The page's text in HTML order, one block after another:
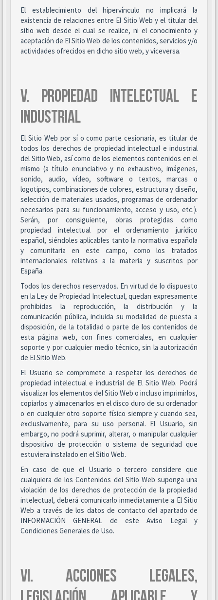
El establecimiento del hipervínculo no implicará la
existencia de relaciones entre El Sitio Web y el titular del
sitio web desde el cual se realice, ni el conocimiento y
aceptación de El Sitio Web de los contenidos, servicios y/o
actividades ofrecidos en dicho sitio web, y viceversa.
V. PROPIEDAD INTELECTUAL E
INDUSTRIAL
El Sitio Web por sí o como parte cesionaria, es titular de
todos los derechos de propiedad intelectual e industrial
del Sitio Web, así como de los elementos contenidos en el
mismo (a título enunciativo y no exhaustivo, imágenes,
sonido, audio, vídeo, software o textos, marcas o
logotipos, combinaciones de colores, estructura y diseño,
selección de materiales usados, programas de ordenador
necesarios para su funcionamiento, acceso y uso, etc.).
Serán, por consiguiente, obras protegidas como
propiedad intelectual por el ordenamiento jurídico
español, siéndoles aplicables tanto la normativa española
y comunitaria en este campo, como los tratados
internacionales relativos a la materia y suscritos por
España.
Todos los derechos reservados. En virtud de lo dispuesto
en la Ley de Propiedad Intelectual, quedan expresamente
prohibidas la reproducción, la distribución y la
comunicación pública, incluida su modalidad de puesta a
disposición, de la totalidad o parte de los contenidos de
esta página web, con fines comerciales, en cualquier
soporte y por cualquier medio técnico, sin la autorización
de El Sitio Web.
El Usuario se compromete a respetar los derechos de
propiedad intelectual e industrial de El Sitio Web. Podrá
visualizar los elementos del Sitio Web o incluso imprimirlos,
copiarlos y almacenarlos en el disco duro de su ordenador
o en cualquier otro soporte físico siempre y cuando sea,
exclusivamente, para su uso personal. El Usuario, sin
embargo, no podrá suprimir, alterar, o manipular cualquier
dispositivo de protección o sistema de seguridad que
estuviera instalado en el Sitio Web.
En caso de que el Usuario o tercero considere que
cualquiera de los Contenidos del Sitio Web suponga una
violación de los derechos de protección de la propiedad
intelectual, deberá comunicarlo inmediatamente a El Sitio
Web a través de los datos de contacto del apartado de
INFORMACIÓN GENERAL de este Aviso Legal y
Condiciones Generales de Uso.
VI. ACCIONES LEGALES,